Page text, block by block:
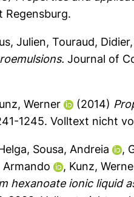
Regensburg.
Julien, Touraud, Didier
Journal of
Werner (2014)
1245. Volltext nicht
, Sousa, Andreia ,
Armando , Kunz,
hexanoate ionic liquid